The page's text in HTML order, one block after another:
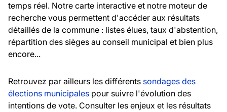
temps réel. Notre carte interactive et notre moteur de
recherche vous permettent d'accéder aux résultats
détaillés de la commune : listes élues, taux d'abstention,
répartition des sièges au conseil municipal et bien plus
encore...
Retrouvez par ailleurs les différents sondages des
élections municipales pour suivre l'évolution des
intentions de vote. Consulter les enjeux et les résultats